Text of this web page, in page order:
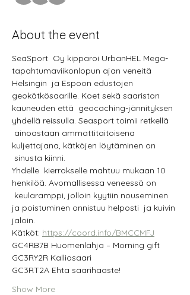
About the event
SeaSport  Oy kipparoi UrbanHEL Mega-
tapahtumaviikonlopun ajan veneitä
Helsingin  ja Espoon edustojen
geokätkösaarille. Koet sekä saariston
kauneuden että  geocaching-jännityksen
yhdellä reissulla. Seasport toimii retkellä
ainoastaan ammattitaitoisena
kuljettajana, kätköjen löytäminen on
sinusta kiinni.
Yhdelle  kierrokselle mahtuu mukaan 10
henkilöä. Avomallisessa veneessä on
keularamppi, jolloin kyytiin nouseminen
ja poistuminen onnistuu helposti  ja kuivin
jaloin.
Kätköt: https://coord.info/BMCCMFJ
GC4RB7B Huomenlahja – Morning gift
GC3RY2R Kalliosaari
GC3RT2A Ehta saarihaaste!
Show More